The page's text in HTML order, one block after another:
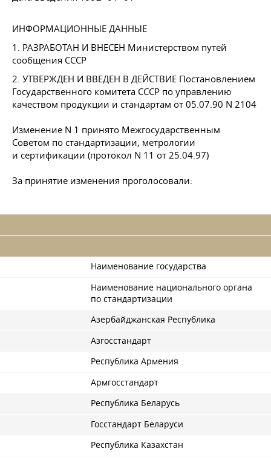
ИНФОРМАЦИОННЫЕ ДАННЫЕ
1. РАЗРАБОТАН И ВНЕСЕН Министерством путей
сообщения СССР
2. УТВЕРЖДЕН И ВВЕДЕН В ДЕЙСТВИЕ Постановлением
Государственного комитета СССР по управлению
качеством продукции и стандартам от 05.07.90 N 2104
Изменение N 1 принято Межгосударственным
Советом по стандартизации, метрологии
и сертификации (протокол N 11 от 25.04.97)
За принятие изменения проголосовали:
Наименование государства
Наименование национального органа
по стандартизации
Азербайджанская Республика
Азгосстандарт
Республика Армения
Армгосстандарт
Республика Беларусь
Госстандарт Беларуси
Республика Казахстан